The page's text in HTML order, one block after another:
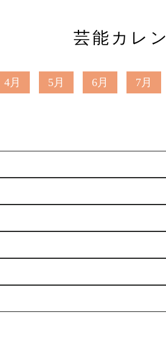
芸能カレ
4月 5月 6月 7月